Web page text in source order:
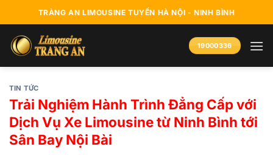
qua
nội
dung
TRÀNG AN LIMOUSINE TUYẾN HÀ NỘI - NINH BÌNH
19000336
TIN TỨC
Trải Nghiệm Hành Trình Đẳng Cấp với
Dịch Vụ Xe Limousine từ Ninh Bình tới
Sân Bay Nội Bài